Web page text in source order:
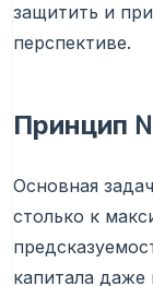
защитить и
перспективе.
Принцип
Основная
столько к
капитала